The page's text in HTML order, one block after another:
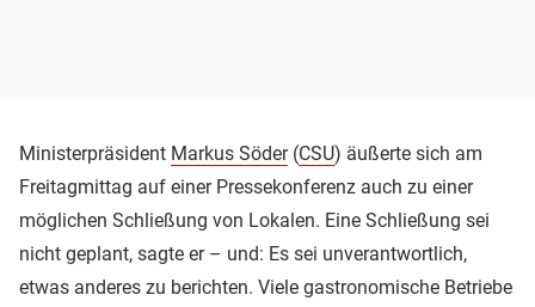
Ministerpräsident Markus Söder(CSU) äußerte sich am
Freitagmittag auf einer Pressekonferenz auch zu einer
möglichen Schließung von Lokalen. Eine Schließung sei
nicht geplant, sagte er – und: Es sei unverantwortlich,
etwas anderes zu berichten. Viele gastronomische Betriebe